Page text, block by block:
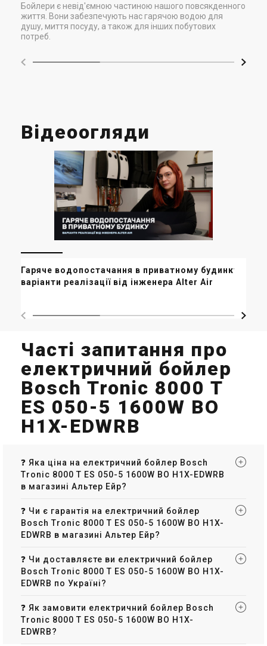
Бойлери є невід'ємною частиною нашого повсякденного
життя. Вони забезпечують нас гарячою водою для
душу, миття посуду, а також для інших побутових
потреб.
Відеоогляди
Гаряче водопостачання в приватному будинку -
варіанти реалізації від інженера Alter Air
Часті запитання про
електричний бойлер
Bosch Tronic 8000 T
ES 050-5 1600W BO
H1X-EDWRB
❓ Яка ціна на електричний бойлер Bosch
Tronic 8000 T ES 050-5 1600W BO H1X-EDWRB
в магазині Альтер Ейр?
❓ Чи є гарантія на електричний бойлер
Bosch Tronic 8000 T ES 050-5 1600W BO H1X-
EDWRB в магазині Альтер Ейр?
❓ Чи доставляєте ви електричний бойлер
Bosch Tronic 8000 T ES 050-5 1600W BO H1X-
EDWRB по Україні?
❓ Як замовити електричний бойлер Bosch
Tronic 8000 T ES 050-5 1600W BO H1X-
EDWRB?